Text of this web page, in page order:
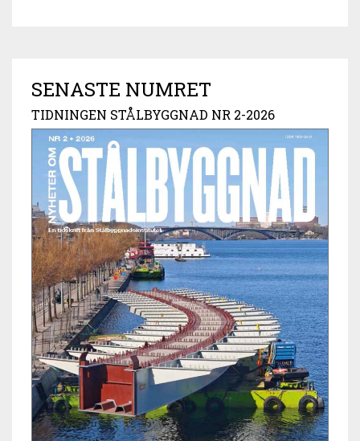
SENASTE NUMRET
TIDNINGEN STÅLBYGGNAD NR 2-2026